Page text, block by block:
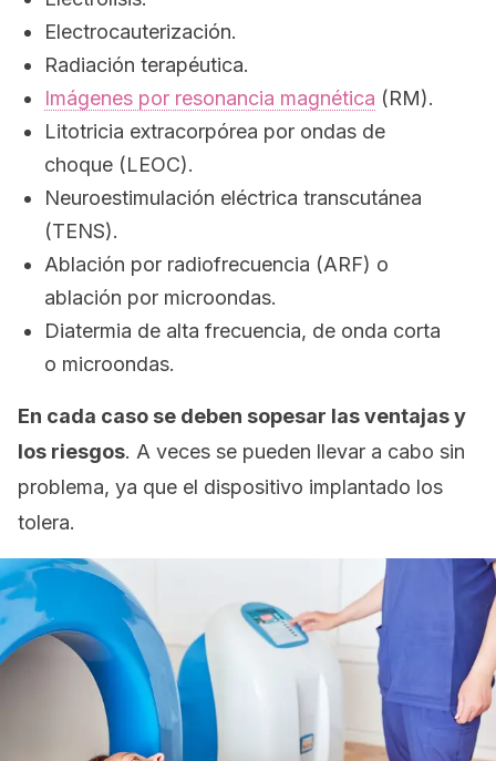
Electrocauterización.
Radiación terapéutica.
Imágenes por resonancia magnética (RM).
Litotricia extracorpórea por ondas de
choque (LEOC).
Neuroestimulación eléctrica transcutánea
(TENS).
Ablación por radiofrecuencia (ARF) o
ablación por microondas.
Diatermia de alta frecuencia, de onda corta
o microondas.
En cada caso se deben sopesar las ventajas y
los riesgos. A veces se pueden llevar a cabo sin
problema, ya que el dispositivo implantado los
tolera.